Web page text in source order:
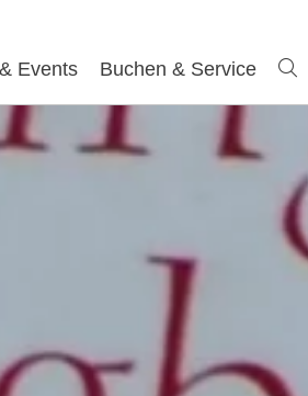
Events Buchen & Service